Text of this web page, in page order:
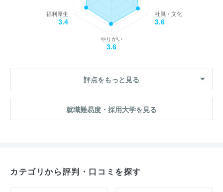
社風・文化
3.6
やりがい
3.6
福利厚生
3.4
評点をもっと見る
就職難易度・採用大学を見る
カテゴリから評判・口コミを探す